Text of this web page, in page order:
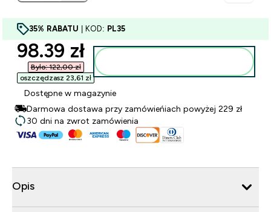
35% RABATU | KOD: PL35
discounted price
98.39 zł‎
Było: 122,00 zł‎
oszczędzasz 23,61 zł‎
Dostępne w magazynie
Darmowa dostawa przy zamówieńiach powyżej 229 zł
30 dni na zwrot zamówienia
Opis